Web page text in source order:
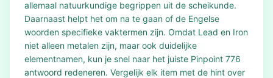
allemaal natuurkundige begrippen uit de scheikunde.
Daarnaast helpt het om na te gaan of de Engelse
woorden specifieke vaktermen zijn. Omdat Lead en Iron
niet alleen metalen zijn, maar ook duidelijke
elementnamen, kun je snel naar het juiste Pinpoint 776
antwoord redeneren. Vergelijk elk item met de hint over